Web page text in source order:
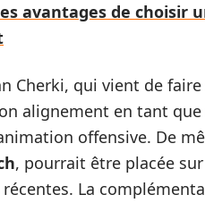
avantages de choisir
Cherki, qui vient de
alignement en tant
offensive. De
, pourrait être placée
La